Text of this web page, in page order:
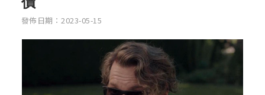
發佈日期：2023-05-15